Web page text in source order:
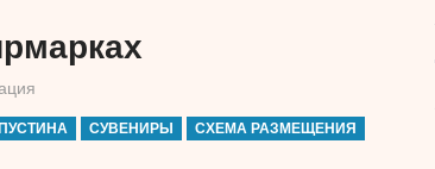
СУВЕНИРЫ
СХЕМА РАЗМЕЩЕНИЯ